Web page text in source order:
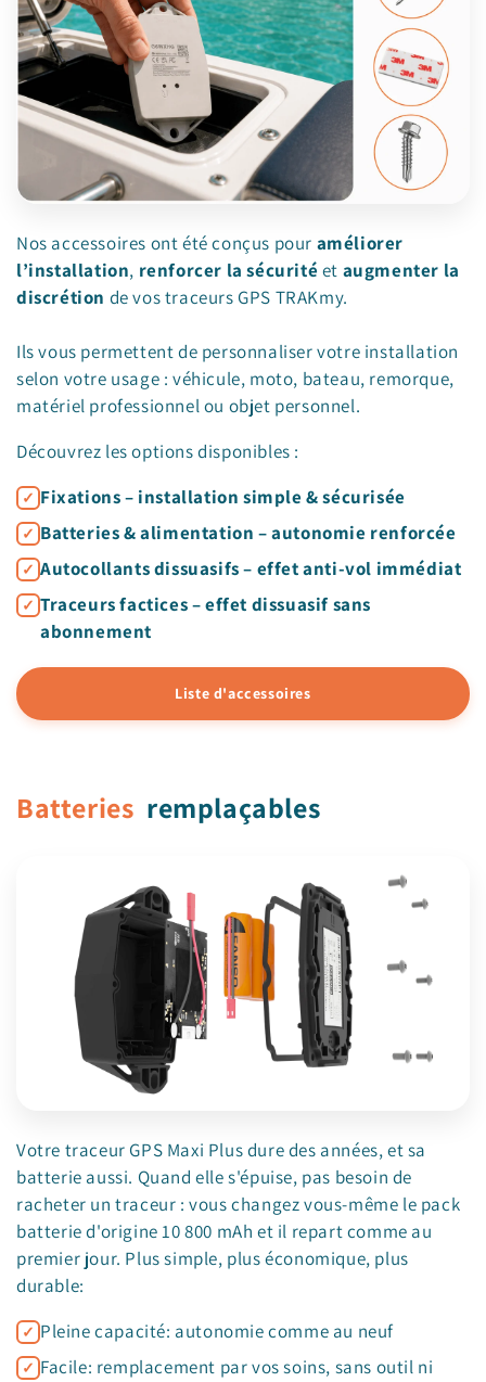
Nos accessoires ont été conçus pour améliorer
l’installation, renforcer la sécuritéet augmenter la
discrétion de vos traceurs GPS TRAKmy.
Ils vous permettent de personnaliser votre installation
selon votre usage : véhicule, moto, bateau, remorque,
matériel professionnel ou objet personnel.
Découvrez les options disponibles :
Fixations – installation simple & sécurisée
Batteries & alimentation – autonomie renforcée
Autocollants dissuasifs – effet anti-vol immédiat
Traceurs factices – effet dissuasif sans
abonnement
Liste d'accessoires
Batteries remplaçables
Votre traceur GPS Maxi Plus dure des années, et sa
batterie aussi. Quand elle s'épuise, pas besoin de
racheter un traceur : vous changez vous-même le pack
batterie d'origine 10 800 mAh et il repart comme au
premier jour. Plus simple, plus économique, plus
durable:
Pleine capacité: autonomie comme au neuf
Facile: remplacement par vos soins, sans outil ni